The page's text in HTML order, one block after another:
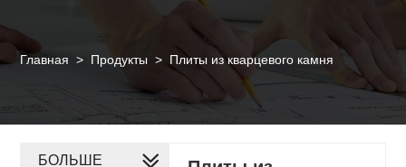
Главная > Продукты > Плиты из кварцевого камня
БОЛЬШЕ